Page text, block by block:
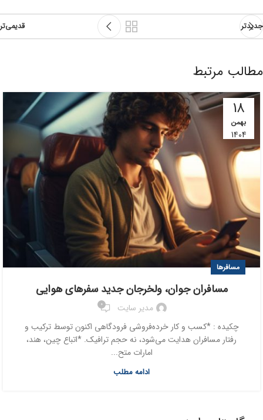
جدیدتر قدیمی‌تر
مطالب مرتبط
18
بهمن
1404
مسافرها
مسافران جوان، ولخرجان جدید سفرهای هوایی
مدیر سایت 0
چکیده : *کسب و کار خرده‌فروشی فرودگاهی اکنون توسط ترکیب و
رفتار مسافران هدایت می‌شود، نه حجم ترافیک. *اتباع چین، هند،
امارات متح...
ادامه مطلب